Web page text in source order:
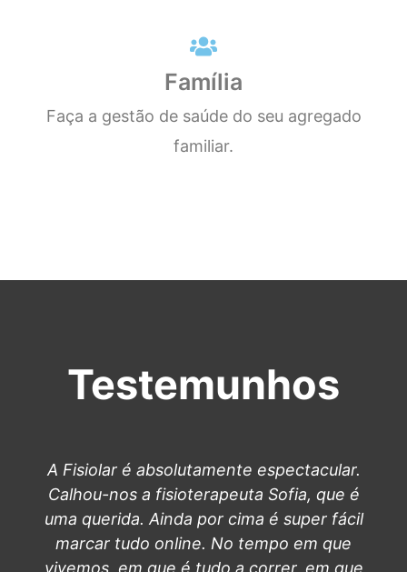
Família
Faça a gestão de saúde do seu agregado
familiar.
Testemunhos
A Fisiolar é absolutamente espectacular.
Calhou-nos a fisioterapeuta Sofia, que é
uma querida. Ainda por cima é super fácil
marcar tudo online. No tempo em que
vivemos, em que é tudo a correr, em que